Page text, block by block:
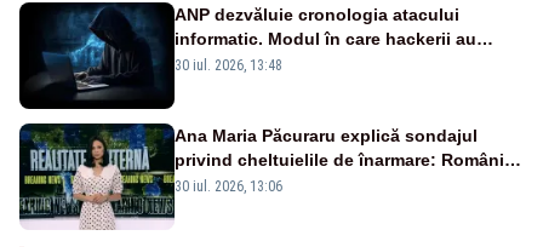
ANP dezvăluie cronologia atacului
informatic. Modul în care hackerii au
pătruns în rețea rămâne necunoscut
30 iul. 2026, 13:48
Ana Maria Păcuraru explică sondajul
privind cheltuielile de înarmare: Românii
cer transparență în achiziții și un echilibru
30 iul. 2026, 13:06